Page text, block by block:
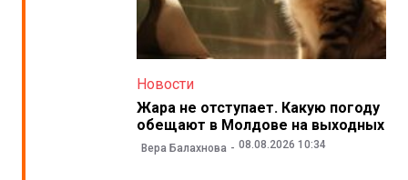
Новости
Жара не отступает. Какую погоду
обещают в Молдове на выходных
Вера Балахнова 08.08.2026 10:34